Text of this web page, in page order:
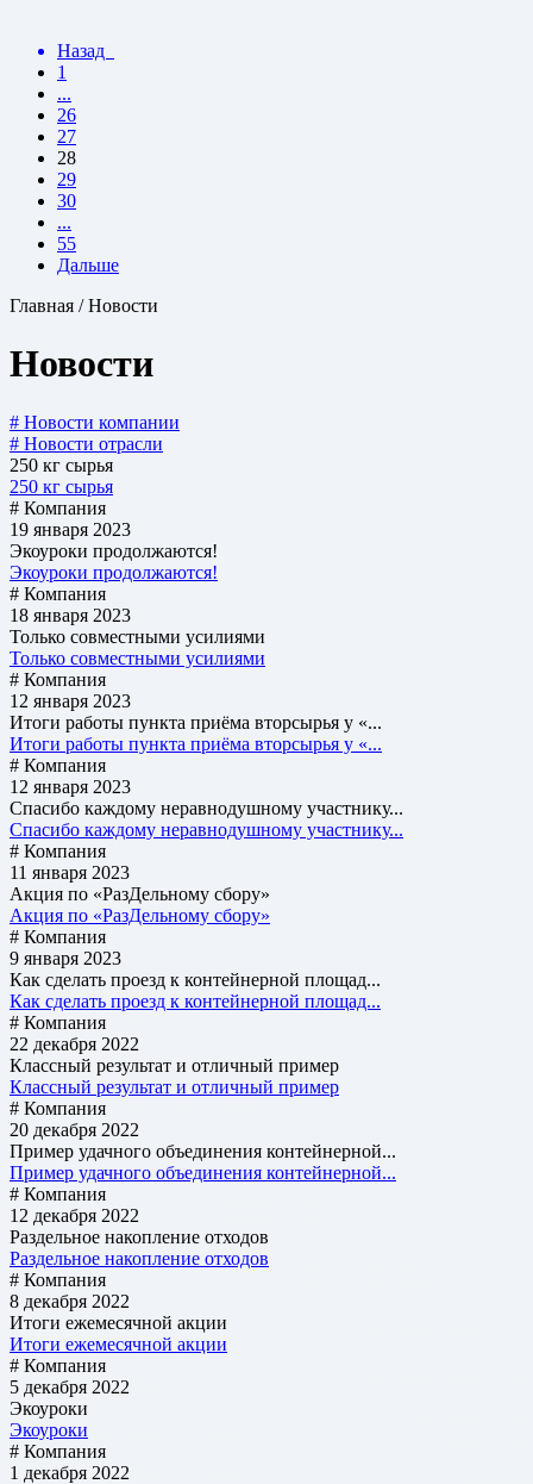
Назад
1
...
26
27
28
29
30
...
55
Дальше
Главная / Новости
Новости
# Новости компании
# Новости отрасли
250 кг сырья
250 кг сырья
# Компания
19 января 2023
Экоуроки продолжаются!
Экоуроки продолжаются!
# Компания
18 января 2023
Только совместными усилиями
Только совместными усилиями
# Компания
12 января 2023
Итоги работы пункта приёма вторсырья у «...
Итоги работы пункта приёма вторсырья у «...
# Компания
12 января 2023
Спасибо каждому неравнодушному участнику...
Спасибо каждому неравнодушному участнику...
# Компания
11 января 2023
Акция по «РазДельному сбору»
Акция по «РазДельному сбору»
# Компания
9 января 2023
Как сделать проезд к контейнерной площад...
Как сделать проезд к контейнерной площад...
# Компания
22 декабря 2022
Классный результат и отличный пример
Классный результат и отличный пример
# Компания
20 декабря 2022
Пример удачного объединения контейнерной...
Пример удачного объединения контейнерной...
# Компания
12 декабря 2022
Раздельное накопление отходов
Раздельное накопление отходов
# Компания
8 декабря 2022
Итоги ежемесячной акции
Итоги ежемесячной акции
# Компания
5 декабря 2022
Экоуроки
Экоуроки
# Компания
1 декабря 2022